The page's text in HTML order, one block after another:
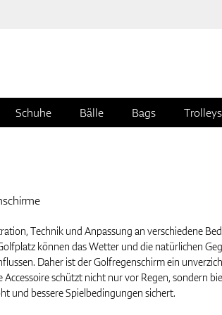
Schuhe Bälle Bags Trolleys
Technik und Anpassung an verschiedene
können das Wetter und die natürlichen
Daher ist der Golfregenschirm ein
Accessoire schützt nicht nur vor Regen, sondern
und bessere Spielbedingungen sichert.